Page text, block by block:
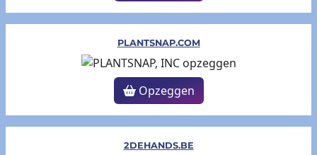
PLANTSNAP.COM
Opzeggen
2DEHANDS.BE